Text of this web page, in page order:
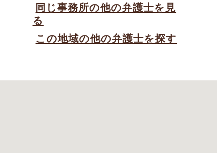
同じ事務所の他の弁護士を見
る
この地域の他の弁護士を探す